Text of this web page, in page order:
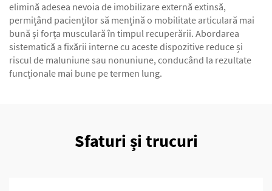
elimină adesea nevoia de imobilizare externă extinsă,
permițând pacienților să mențină o mobilitate articulară mai
bună și forța musculară în timpul recuperării. Abordarea
sistematică a fixării interne cu aceste dispozitive reduce și
riscul de maluniune sau nonuniune, conducând la rezultate
funcționale mai bune pe termen lung.
Sfaturi și trucuri